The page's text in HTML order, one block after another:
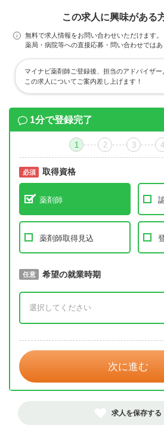
この求人に興味がある
無料で求人情報をお問い合わせいただけます。
薬局・病院等への直接応募・問い合わせではあ
マイナビ薬剤師ご登録後、担当のアドバイザー
この求人についてご案内差し上げます！
1分で登録完了
1 2 3 4
必須 取得資格
薬剤師
薬剤師取得見込
必須 取得予定年
任意 希望の就業時期
次に進む
求人を保存する